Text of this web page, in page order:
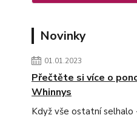
Novinky
01.01.2023
Přečtěte si více o
Whinnys
Když vše ostatní selhalo